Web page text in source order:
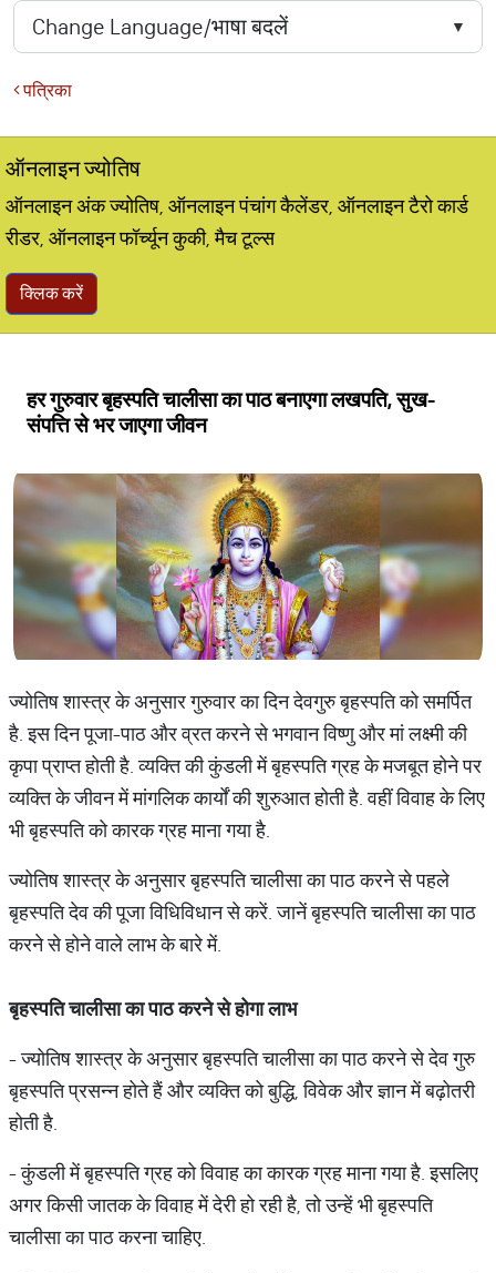
पत्रिका
ऑनलाइन ज्योतिष
ऑनलाइन अंक ज्योतिष, ऑनलाइन पंचांग कैलेंडर, ऑनलाइन टैरो कार्ड
रीडर, ऑनलाइन फॉर्च्यून कुकी, मैच टूल्स
क्लिक करें
हर गुरुवार बृहस्पति चालीसा का पाठ बनाएगा लखपति, सुख-
संपत्ति से भर जाएगा जीवन
ज्योतिष शास्त्र के अनुसार गुरुवार का दिन देवगुरु बृहस्पति को समर्पित
है. इस दिन पूजा-पाठ और व्रत करने से भगवान विष्णु और मां लक्ष्मी की
कृपा प्राप्त होती है. व्यक्ति की कुंडली में बृहस्पति ग्रह के मजबूत होने पर
व्यक्ति के जीवन में मांगलिक कार्यों की शुरुआत होती है. वहीं विवाह के लिए
भी बृहस्पति को कारक ग्रह माना गया है.
ज्योतिष शास्त्र के अनुसार बृहस्पति चालीसा का पाठ करने से पहले
बृहस्पति देव की पूजा विधिविधान से करें. जानें बृहस्पति चालीसा का पाठ
करने से होने वाले लाभ के बारे में.
बृहस्पतिचालीसाकापाठकरनेसेहोगालाभ
- ज्योतिष शास्त्र के अनुसार बृहस्पति चालीसा का पाठ करने से देव गुरु
बृहस्पति प्रसन्न होते हैं और व्यक्ति को बुद्धि, विवेक और ज्ञान में बढ़ोतरी
होती है.
- कुंडली में बृहस्पति ग्रह को विवाह का कारक ग्रह माना गया है. इसलिए
अगर किसी जातक के विवाह में देरी हो रही है, तो उन्हें भी बृहस्पति
चालीसा का पाठ करना चाहिए.